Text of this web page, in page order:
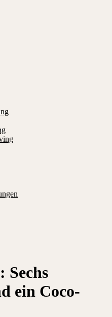
Sechs
ein Coco-